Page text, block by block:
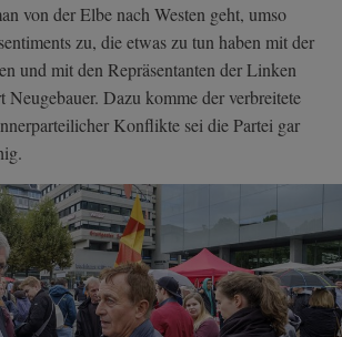
von der Elbe nach Westen geht, umso
zu, die etwas zu tun haben mit der
und mit den Repräsentanten der Linken
Neugebauer. Dazu komme der verbreitete
Konflikte sei die Partei gar